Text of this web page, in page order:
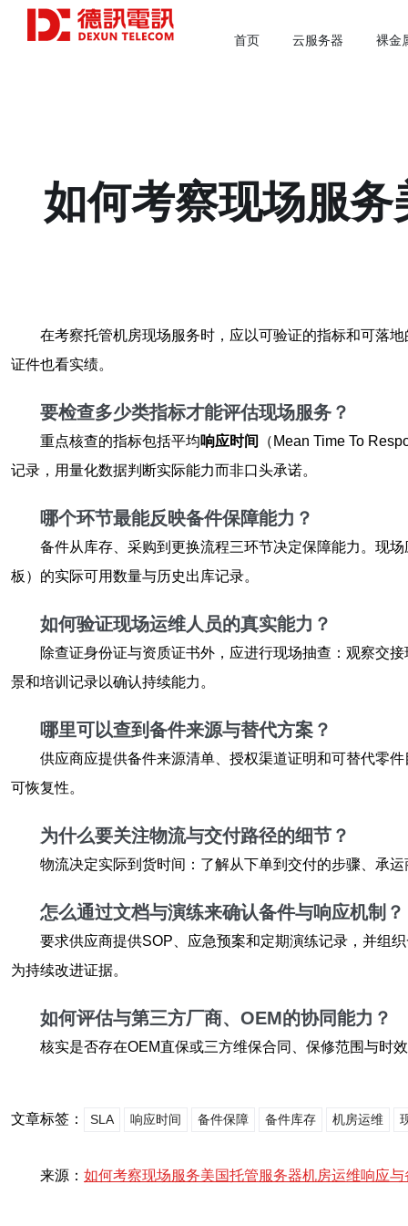
首页 云服务器 裸金
如何考察现场服
在考察托管机房现场服务时，应以可验证的指标和可落
证件也看实绩。
要检查多少类指标才能评估现场服务？
重点核查的指标包括平均响应时间
（Mean Time To
记录，用量化数据判断实际能力而非口头承诺。
哪个环节最能反映备件保障能力？
备件从库存、采购到更换流程三环节决定保障能力。现
板）的实际可用数量与历史出库记录。
如何验证现场运维人员的真实能力？
除查证身份证与资质证书外，应进行现场抽查：观察交
景和培训记录以确认持续能力。
哪里可以查到备件来源与替代方案？
供应商应提供备件来源清单、授权渠道证明和可替代零
可恢复性。
为什么要关注物流与交付路径的细节？
物流决定实际到货时间：了解从下单到交付的步骤、承
怎么通过文档与演练来确认备件与响应机制？
要求供应商提供SOP、应急预案和定期演练记录，并组
为持续改进证据。
如何评估与第三方厂商、OEM的协同能力？
核实是否存在OEM直保或三方维保合同、保修范围与时
文章标签： SLA 响应时间 备件保障 备件库存 机房运维
来源： 如何考察现场服务美国托管服务器机房运维响应与